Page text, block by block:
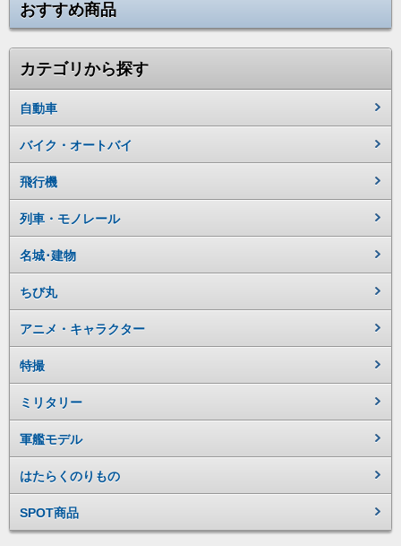
おすすめ商品
カテゴリから探す
自動車
バイク・オートバイ
飛行機
列車・モノレール
名城･建物
ちび丸
アニメ・キャラクター
特撮
ミリタリー
軍艦モデル
はたらくのりもの
SPOT商品